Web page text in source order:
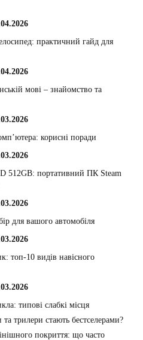
практичний гайд для
мові – знайомство та
корисні поради
512GB: портативний ПК Steam
для вашого автомобіля
топ-10 видів навісного
типові слабкі місця
трилери стають бестселерами?
покриття: що часто